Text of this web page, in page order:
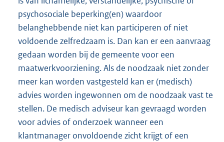
psychosociale beperking(en) waardoor
belanghebbende niet kan participeren of niet
voldoende zelfredzaam is. Dan kan er een aanvraag
gedaan worden bij de gemeente voor een
maatwerkvoorziening. Als de noodzaak niet zonder
meer kan worden vastgesteld kan er (medisch)
advies worden ingewonnen om de noodzaak vast te
stellen. De medisch adviseur kan gevraagd worden
voor advies of onderzoek wanneer een
klantmanager onvoldoende zicht krijgt of een